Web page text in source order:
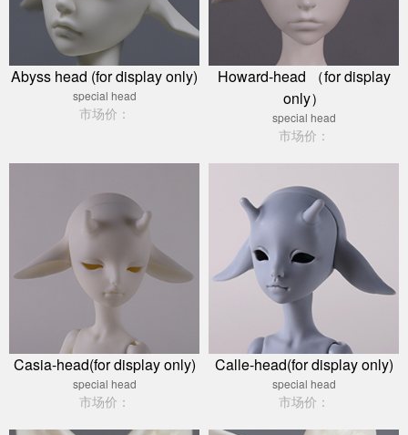
Abyss head (for display only)
special head
市场价：
Howard-head （for display
only）
special head
市场价：
Casia-head(for display only)
special head
市场价：
Calle-head(for display only)
special head
市场价：